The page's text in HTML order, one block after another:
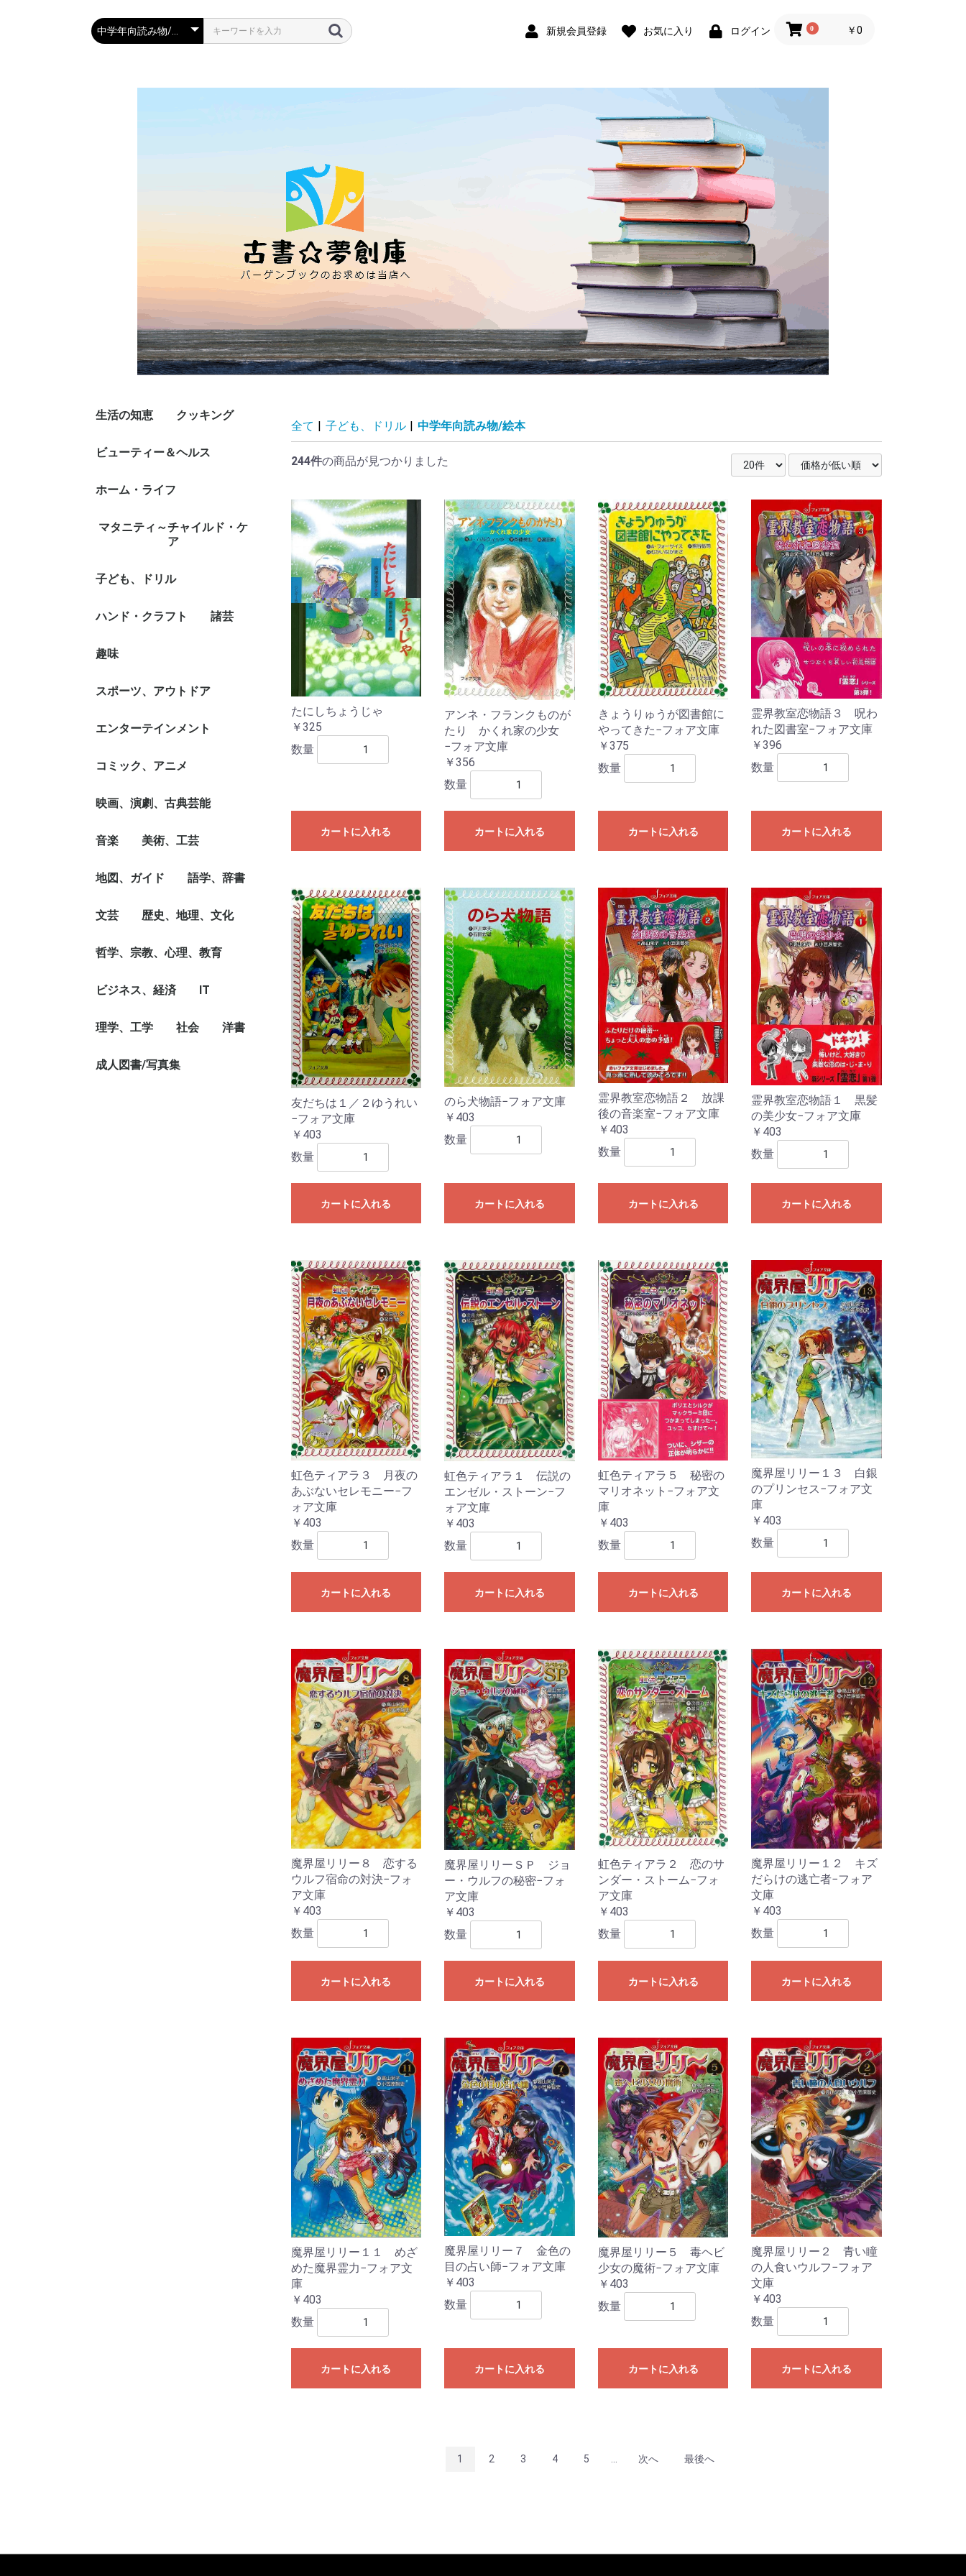
新規会員登録 お気に入り ログイン 0 ￥0
生活の知恵
マナー、礼儀、人づき
冠婚葬祭
スピーチ、挨拶
手紙、文書、ペン習字
くらしの法律
節約術
カレンダー、暦、日
風水、家相
実用事典
その他生活の知恵、生
クッキング
人気調理人、料理研究
料理入門・基本
家庭料理
素材、調味料、スパイ
調理器具
健康食、栄養、ダイエ
イタリア料理、フラン
洋食、その他西洋料理
中華料理
アジア料理
その他各国料理
和食、蕎麦、うどん、
おべんとう
パン
お菓子、スイーツ
フルーツ
シチュエーション別料
酒、ドリンク
専門料理、プロ用料理
その他料理
ビューティー＆ヘルス
ファッション、デザイ
ファッション・グッズ
和装、着付け
美容、ヘアケア、ネイ
ダイエット
ダイエット・グッズ付
家庭医学、体の知識
女性の医学
メンタルヘルス
健康法・長寿
健康グッズ付書籍
介護
ホーム・ライフ
ハウジング、リフォー
インテリア
雑貨
雑貨/ステーショナリ
ー/便利グッズ付書籍
家事、整理、収納
DIY
ガーデニング、園芸
ペット
マタニティ～チャイルド・ケ
ア
妊娠、出産、名付け
乳児ケア
子育て、食育
しつけ
子ども、ドリル
ファースト・ブック
未就学児向け絵本/も
低学年向読み物/絵本
中学年向読み物/絵本
高学年向読み物
キャラクター本/DVD
ファンシー、着せ替
ゲーム、遊び、なぞな
学習モノ/学習事典・
観察図鑑、飼育
工作
しかけ絵本
幼児向けドリル
就学児生向け参考書/
その他児童書/DVD
ハンド・クラフト
洋裁
和裁
ベビー服、子ども服
バッグ、袋物
刺繍、キルト、ステッ
編み物
その他手芸
レザー/ウッド/ペーパ
フェルト・クラフト、
その他クラフト
ペインティング
アート・フラワー
押し花
ラッピング、デコレー
折り紙、塗り絵
その他ハンド・クラフ
諸芸
書道、書画、書道具、
舞踊、バレエ、ダンス
趣味
カラオケ、歌本
カメラ、ビデオ、オー
模型、ラジコン、フィ
工作
イラスト、カット
鉄道
飛行機・船舶
ミリタリー
ギャンブル
カード・ゲーム、マジ
囲碁、将棋、麻雀、ボ
ゲーム攻略本
コレクション、収集
占い、運勢
ナンプレ
パズル、脳トレ
自動車、オートバイ
その他趣味
スポーツ、アウトドア
球技
ゴルフ
アスリート競技
マリン・スポーツ
ウィンター・スポーツ
サイクリング、自転車
トレーニング、ランニ
武道、格闘技
アウトドア
釣り
登山
その他スポーツ/アウ
エンターテインメント
エンターテインメント
サブ・カルチャー
タレント、ミュージシ
雑学
精神世界
超常、オカルト
コミック、アニメ
コミック、劇画
アニメ
コミック技法
コミック/アニメ関連
ライト・ノベル
映画、演劇、古典芸能
映画
演劇
古典芸能
音楽
クラシック
ロック、ジャズ、ポッ
ワールド・ミュージッ
音楽教本、曲集、スコ
音楽理論/評論、音楽
音楽/楽器入門書
美術、工芸
作品集
絵画技法書
美術評論、美術史、作
デザイン
建築デザイン、建築遺
彫刻、工芸、陶芸
写真技法/テクニック
写真集・写真家
その他美術、工芸
地図、ガイド
旅行/ドライブ・ガイ
グルメ・ガイド
旅行会話
その他目的別ガイド、
一般地図
その他目的別地図
語学、辞書
英語
各国語
日本語、国語学
語学読み物/エッセイ
語学辞典・辞書
その他辞典・事典
文芸
ノベルス、近・現代小
歴史、時代小説
古典国文学
詩、詩集
短歌、俳句
海外文学、評論、作
SF、ミステリー、ホ
紀行、エッセイ
ノン・フィクション、
大人の絵本、イラスト
文芸評論、作家・作品
ブック・ガイド、出版
歴史、地理、文化
日本史、評伝
世界史、東洋史、評伝
地理、地誌、各国事情
文化、民族、風習
戦争、戦史
哲学、宗教、心理、教育
哲学、思想
宗教、信仰、神話
心理
教育
ビジネス、経済
ビジネス読み物、経営
経営、経営理論・法
ビジネス・スキル
自己啓発
就職、資格
マネー・プラン
金融、通貨
経済、経済理論
国際経済/貿易
IT
パソコン、ソフト、ネ
モバイル
理学、工学
科学、化学、物理、数
地球、天文、気象
生物、動物、生命科学
植物、農学
土木/建築工学
機械/金属/化学工学
電気/電子工学
その他理学、工学
社会
社会、社会問題
環境、エネルギー問
国際問題、領土問題、
政治、外交、行政
法律
洋書
映画/音楽/美術洋書
成人図書/写真集
全て | 子ども、ドリル | 中学年向読み物/絵本
244件の商品が見つかりました
たにしちょうじゃ
￥325
数量
カートに入れる
アンネ・フランクものが
たり かくれ家の少女
−フォア文庫
￥356
数量
カートに入れる
きょうりゅうが図書館に
やってきた−フォア文庫
￥375
数量
カートに入れる
霊界教室恋物語３ 呪わ
れた図書室−フォア文庫
￥396
数量
カートに入れる
友だちは１／２ゆうれい
−フォア文庫
￥403
数量
カートに入れる
のら犬物語−フォア文庫
￥403
数量
カートに入れる
霊界教室恋物語２ 放課
後の音楽室−フォア文庫
￥403
数量
カートに入れる
霊界教室恋物語１ 黒髪
の美少女−フォア文庫
￥403
数量
カートに入れる
虹色ティアラ３ 月夜の
あぶないセレモニー−フ
ォア文庫
￥403
数量
カートに入れる
虹色ティアラ１ 伝説の
エンゼル・ストーン−フ
ォア文庫
￥403
数量
カートに入れる
虹色ティアラ５ 秘密の
マリオネット−フォア文
庫
￥403
数量
カートに入れる
魔界屋リリー１３ 白銀
のプリンセス−フォア文
庫
￥403
数量
カートに入れる
魔界屋リリー８ 恋する
ウルフ宿命の対決−フォ
ア文庫
￥403
数量
カートに入れる
魔界屋リリーＳＰ ジョ
ー・ウルフの秘密−フォ
ア文庫
￥403
数量
カートに入れる
虹色ティアラ２ 恋のサ
ンダー・ストーム−フォ
ア文庫
￥403
数量
カートに入れる
魔界屋リリー１２ キズ
だらけの逃亡者−フォア
文庫
￥403
数量
カートに入れる
魔界屋リリー１１ めざ
めた魔界霊力−フォア文
庫
￥403
数量
カートに入れる
魔界屋リリー７ 金色の
目の占い師−フォア文庫
￥403
数量
カートに入れる
魔界屋リリー５ 毒ヘビ
少女の魔術−フォア文庫
￥403
数量
カートに入れる
魔界屋リリー２ 青い瞳
の人食いウルフ−フォア
文庫
￥403
数量
カートに入れる
1 2 3 4 5 ... 次へ 最後へ